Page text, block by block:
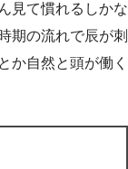
見て慣れるしかな
期の流れで辰が刺
か自然と頭が働く